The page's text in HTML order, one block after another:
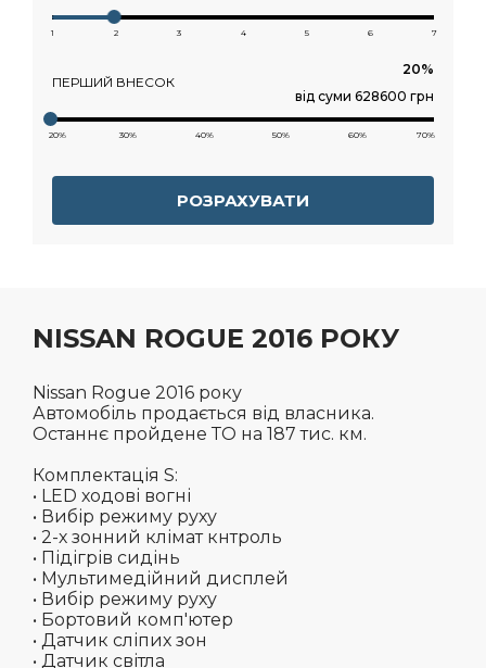
1 2 3 4 5 6 7
ПЕРШИЙ ВНЕСОК
від суми 628600 грн
20% 30% 40% 50% 60% 70%
РОЗРАХУВАТИ
NISSAN ROGUE 2016 РОКУ
Nissan Rogue 2016 року
Автомобіль продається від власника.
Останнє пройдене ТО на 187 тис. км.
Комплектація S:
• LED ходові вогні
• Вибір режиму руху
• 2-х зонний клімат кнтроль
• Підігрів сидінь
• Мультимедійний дисплей
• Вибір режиму руху
• Бортовий комп'ютер
• Датчик сліпих зон
• Датчик світла